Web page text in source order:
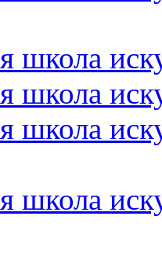
школа
школа
школа
школа